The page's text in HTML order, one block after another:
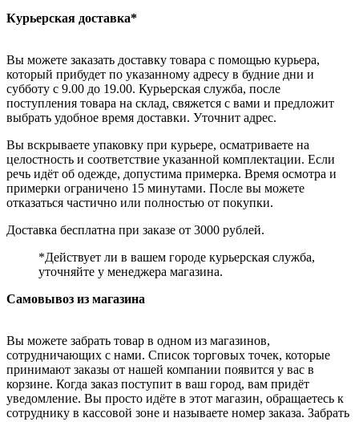
Курьерская доставка*
Вы можете заказать доставку товара с помощью курьера,
который прибудет по указанному адресу в будние дни и
субботу с 9.00 до 19.00. Курьерская служба, после
поступления товара на склад, свяжется с вами и предложит
выбрать удобное время доставки. Уточнит адрес.
Вы вскрываете упаковку при курьере, осматриваете на
целостность и соответствие указанной комплектации. Если
речь идёт об одежде, допустима примерка. Время осмотра и
примерки ограничено 15 минутами. После вы можете
отказаться частично или полностью от покупки.
Доставка бесплатна при заказе от 3000 рублей.
*Действует ли в вашем городе курьерская служба,
уточняйте у менеджера магазина.
Самовывоз из магазина
Вы можете забрать товар в одном из магазинов,
сотрудничающих с нами. Список торговых точек, которые
принимают заказы от нашей компании появится у вас в
корзине. Когда заказ поступит в ваш город, вам придёт
уведомление. Вы просто идёте в этот магазин, обращаетесь к
сотруднику в кассовой зоне и называете номер заказа. Забрать